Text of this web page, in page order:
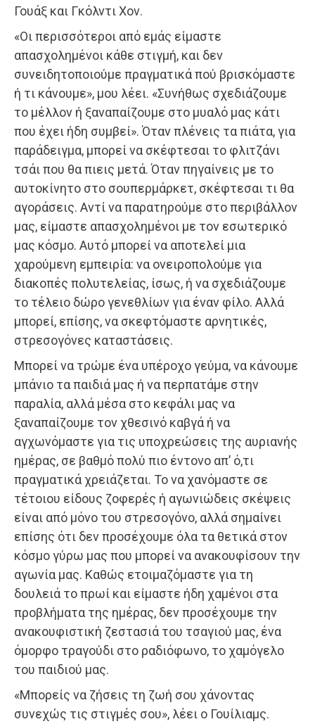
Γουάξ και Γκόλντι Χον.
«Οι περισσότεροι από εμάς είμαστε
απασχολημένοι κάθε στιγμή, και δεν
συνειδητοποιούμε πραγματικά πού βρισκόμαστε
ή τι κάνουμε», μου λέει. «Συνήθως σχεδιάζουμε
το μέλλον ή ξαναπαίζουμε στο μυαλό μας κάτι
που έχει ήδη συμβεί». Όταν πλένεις τα πιάτα, για
παράδειγμα, μπορεί να σκέφτεσαι το φλιτζάνι
τσάι που θα πιεις μετά. Όταν πηγαίνεις με το
αυτοκίνητο στο σουπερμάρκετ, σκέφτεσαι τι θα
αγοράσεις. Αντί να παρατηρούμε στο περιβάλλον
μας, είμαστε απασχολημένοι με τον εσωτερικό
μας κόσμο. Αυτό μπορεί να αποτελεί μια
χαρούμενη εμπειρία: να ονειροπολούμε για
διακοπές πολυτελείας, ίσως, ή να σχεδιάζουμε
το τέλειο δώρο γενεθλίων για έναν φίλο. Αλλά
μπορεί, επίσης, να σκεφτόμαστε αρνητικές,
στρεσογόνες καταστάσεις.
Μπορεί να τρώμε ένα υπέροχο γεύμα, να κάνουμε
μπάνιο τα παιδιά μας ή να περπατάμε στην
παραλία, αλλά μέσα στο κεφάλι μας να
ξαναπαίζουμε τον χθεσινό καβγά ή να
αγχωνόμαστε για τις υποχρεώσεις της αυριανής
ημέρας, σε βαθμό πολύ πιο έντονο απ’ ό,τι
πραγματικά χρειάζεται. Το να χανόμαστε σε
τέτοιου είδους ζοφερές ή αγωνιώδεις σκέψεις
είναι από μόνο του στρεσογόνο, αλλά σημαίνει
επίσης ότι δεν προσέχουμε όλα τα θετικά στον
κόσμο γύρω μας που μπορεί να ανακουφίσουν την
αγωνία μας. Καθώς ετοιμαζόμαστε για τη
δουλειά το πρωί και είμαστε ήδη χαμένοι στα
προβλήματα της ημέρας, δεν προσέχουμε την
ανακουφιστική ζεστασιά του τσαγιού μας, ένα
όμορφο τραγούδι στο ραδιόφωνο, το χαμόγελο
του παιδιού μας.
«Μπορείς να ζήσεις τη ζωή σου χάνοντας
συνεχώς τις στιγμές σου», λέει ο Γουίλιαμς.